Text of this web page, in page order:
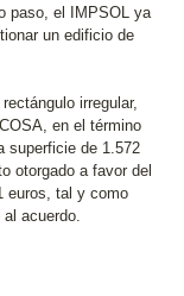
paso, el IMPSOL ya
un edificio de
irregular,
en el término
superficie de 1.572
otorgado a favor del
euros, tal y como
acuerdo.